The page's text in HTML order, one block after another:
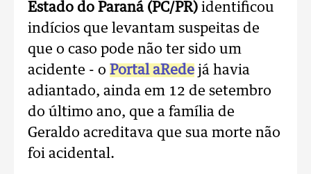
Estado do Paraná (PC/PR) identificou
indícios que levantam suspeitas de
que o caso pode não ter sido um
acidente - o Portal aRede já havia
adiantado, ainda em 12 de setembro
do último ano, que a família de
Geraldo acreditava que sua morte não
foi acidental.